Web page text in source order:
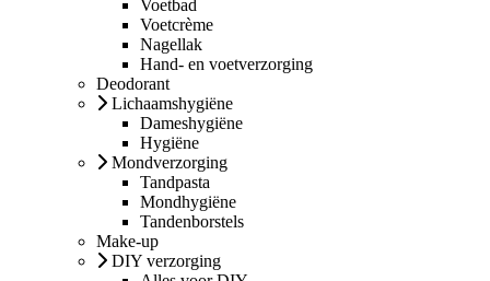
Voetbad
Voetcrème
Nagellak
Hand- en voetverzorging
Deodorant
Lichaamshygiëne
Dameshygiëne
Hygiëne
Mondverzorging
Tandpasta
Mondhygiëne
Tandenborstels
Make-up
DIY verzorging